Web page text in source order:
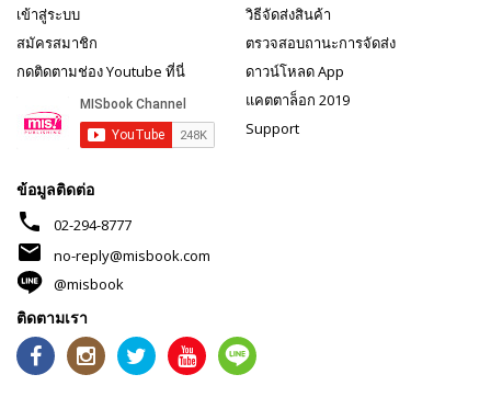
เข้าสู่ระบบ
สมัครสมาชิก
กดติดตามช่อง Youtube ที่นี่
วิธีจัดส่งสินค้า
ตรวจสอบถานะการจัดส่ง
ดาวน์โหลด App
แคตตาล็อก 2019
Support
ข้อมูลติดต่อ
phone 02-294-8777
mail
no-reply@misbook.com
@misbook
ติดตามเรา